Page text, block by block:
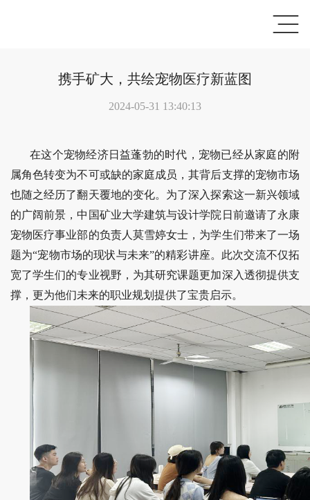
携手矿大，共绘宠物医疗新蓝图
2024-05-31 13:40:13
在这个宠物经济日益蓬勃的时代，宠物已经从家庭的附
属角色转变为不可或缺的家庭成员，其背后支撑的宠物市场
也随之经历了翻天覆地的变化。为了深入探索这一新兴领域
的广阔前景，中国矿业大学建筑与设计学院日前邀请了永康
宠物医疗事业部的负责人莫雪婷女士，为学生们带来了一场
题为“宠物市场的现状与未来”的精彩讲座。此次交流不仅拓
宽了学生们的专业视野，为其研究课题更加深入透彻提供支
撑，更为他们未来的职业规划提供了宝贵启示。